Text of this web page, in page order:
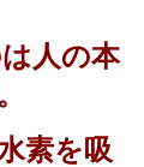
人の本
素を吸